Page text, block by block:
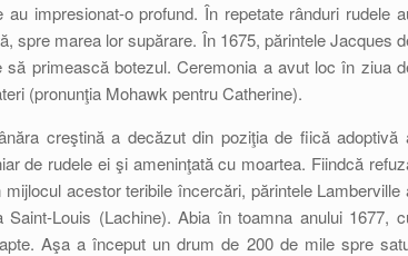
impresionat-o profund. În repetate rânduri rudele
spre marea lor supărare. În 1675, părintele Jacques
primească botezul. Ceremonia a avut loc în ziua
(pronunţia Mohawk pentru Catherine).
creştină a decăzut din poziţia de fiică adoptivă
de rudele ei şi ameninţată cu moartea. Fiindcă
acestor teribile încercări, părintele Lamberville
Louis (Lachine). Abia în toamna anului 1677,
Aşa a început un drum de 200 de mile spre